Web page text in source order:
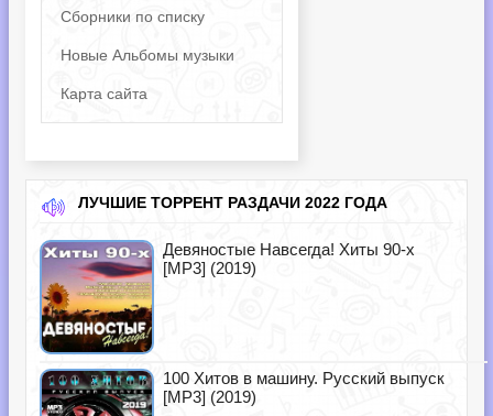
Сборники по списку
Новые Альбомы музыки
Карта сайта
ЛУЧШИЕ ТОРРЕНТ РАЗДАЧИ 2022 ГОДА
Девяностые Навсегда! Хиты 90-х
[MP3] (2019)
100 Хитов в машину. Русский выпуск
[MP3] (2019)